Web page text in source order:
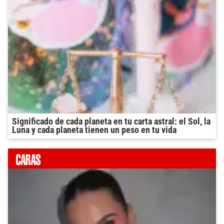
Significado de cada planeta en tu carta astral: el Sol, la
Luna y cada planeta tienen un peso en tu vida